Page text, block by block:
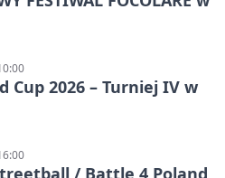
Cup 2026 – Turniej IV w